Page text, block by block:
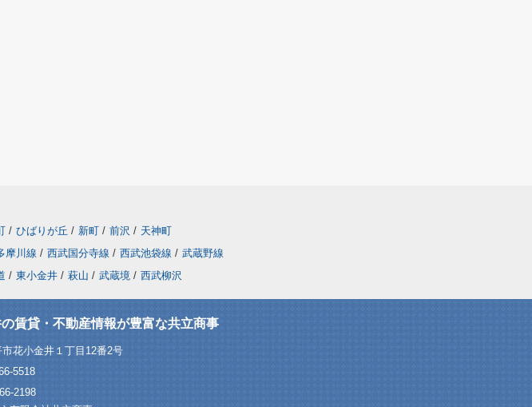
/ ひばりが丘 / 新町 / 前沢 / 天神町
摩川線 / 西武国分寺線 / 西武池袋線 / 武蔵野線
/ 東小金井 / 萩山 / 武蔵境 / 西武柳沢
賃貸・不動産情報が豊富な共立商事
花小金井１丁目12番2号
5518
2198